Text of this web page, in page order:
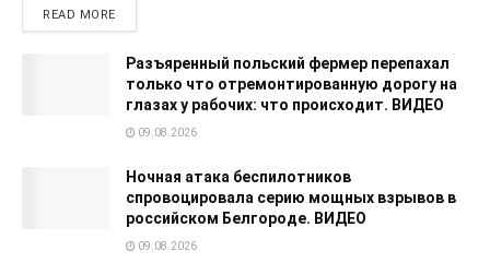
READ MORE
Разъяренный польский фермер перепахал
только что отремонтированную дорогу на
глазах у рабочих: что происходит. ВИДЕО
09.08.2026
Ночная атака беспилотников
спровоцировала серию мощных взрывов в
российском Белгороде. ВИДЕО
09.08.2026